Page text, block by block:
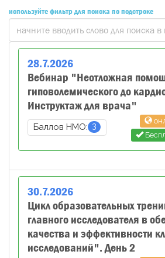
используйте фильтр для поиска по подстроке
28.7.2026
Вебинар "Неотложная
гиповолемического до
Инструктаж для врача"
Баллов НМО: 3
30.7.2026
Цикл образовательных
главного исследователя в
качества и эффективности
исследований". День 2